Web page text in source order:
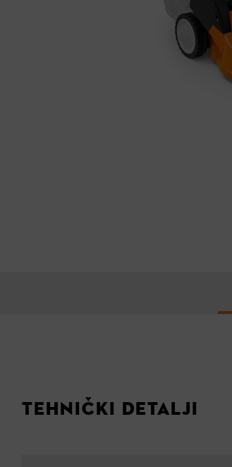
TEHNIČKI DETALJI